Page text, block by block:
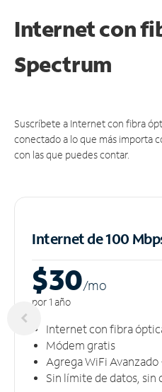
Internet con
Spectrum
Suscríbete a Internet con fibra
conectado a lo que más importa
con las que puedes contar.
Internet de 100
$30/mo
por 1 año
Internet con fibra
Módem gratis
Agrega WiFi Avanzado
Sin límite de datos, sin